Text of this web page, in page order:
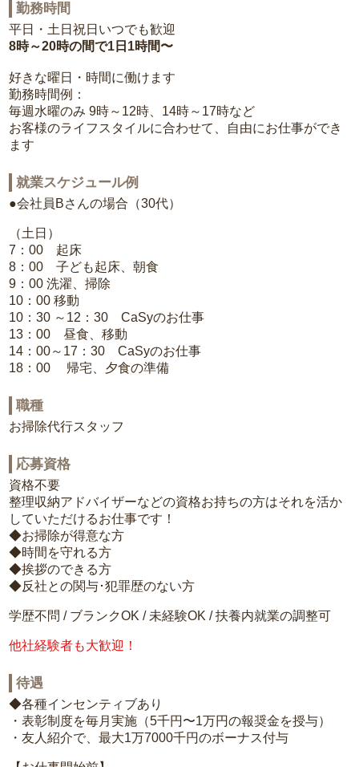
勤務時間
平日・土日祝日いつでも歓迎
8時～20時の間で1日1時間〜
好きな曜日・時間に働けます
勤務時間例：
毎週水曜のみ 9時～12時、14時～17時など
お客様のライフスタイルに合わせて、自由にお仕事ができ
ます
就業スケジュール例
●会社員Bさんの場合（30代）
（土日）
7：00 起床
8：00 子ども起床、朝食
9：00 洗濯、掃除
10：00 移動
10：30 ～12：30 CaSyのお仕事
13：00 昼食、移動
14：00～17：30 CaSyのお仕事
18：00 帰宅、夕食の準備
職種
お掃除代行スタッフ
応募資格
資格不要
整理収納アドバイザーなどの資格お持ちの方はそれを活か
していただけるお仕事です！
◆お掃除が得意な方
◆時間を守れる方
◆挨拶のできる方
◆反社との関与･犯罪歴のない方
学歴不問 / ブランクOK / 未経験OK / 扶養内就業の調整可
他社経験者も大歓迎！
待遇
◆各種インセンティブあり
・表彰制度を毎月実施（5千円〜1万円の報奨金を授与）
・友人紹介で、最大1万7000千円のボーナス付与